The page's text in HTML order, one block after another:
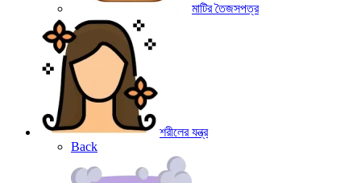
মাটির তৈজসপত্র
শরীলের যন্ত্র
Back